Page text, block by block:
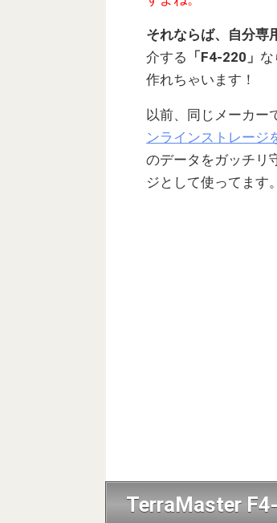
それならば、自分専
介する 「F4-220」
作れちゃいます！
以前、同じメーカー
ンラインストレージ
のデータをガッチリ
ジとして使ってます。
TerraMaster